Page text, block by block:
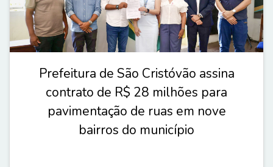
Prefeitura de São Cristóvão assina
contrato de R$ 28 milhões para
pavimentação de ruas em nove
bairros do município